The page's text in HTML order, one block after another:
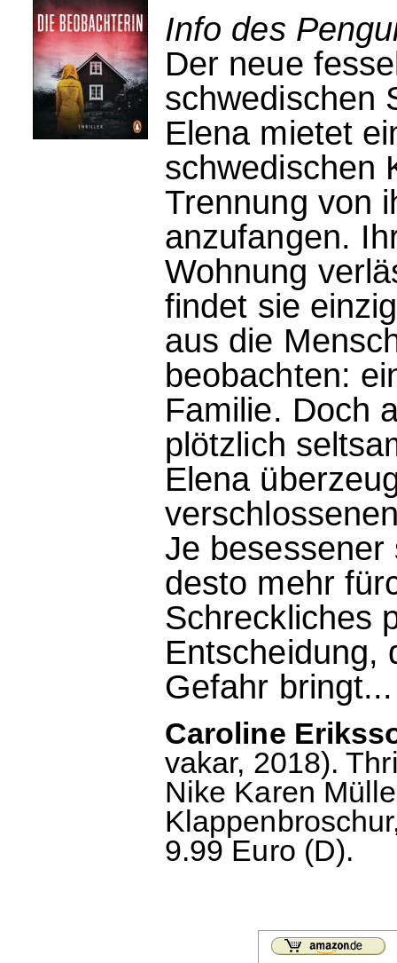
Info des
Der neue
schwedischen
Elena mietet
schwedischen
Trennung von
anzufangen.
Wohnung
findet sie
aus die
beobachten:
Familie. Doch
plötzlich
Elena
Je
desto mehr
Schreckliches
Entscheidung,
Gefahr bringt...
Caroline
vakar, 2018).
Nike Karen
9.99 Euro (D).